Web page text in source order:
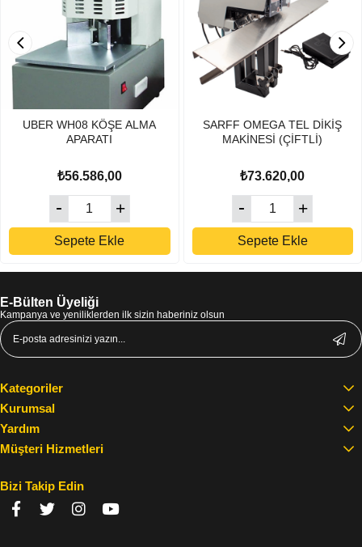
UBER WH08 KÖŞE ALMA
APARATI
₺56.586,00
Sepete Ekle
SARFF OMEGA TEL DİKİŞ
MAKİNESİ (ÇİFTLİ)
₺73.620,00
Sepete Ekle
E-Bülten Üyeliği
Kampanya ve yeniliklerden ilk sizin haberiniz olsun
Kategoriler
Kurumsal
Yardım
Müşteri Hizmetleri
Bizi Takip Edin